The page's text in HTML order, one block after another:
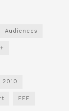
Audiences
2010
FFF